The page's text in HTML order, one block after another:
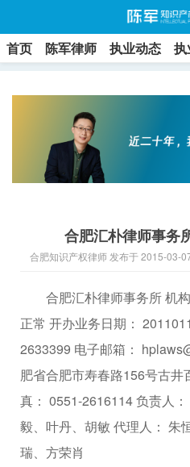
首页 陈军律师 执业动态 执
合肥汇朴律师事务
合肥知识产权律师 发布于 2015-03-
合肥汇朴律师事务所 机构
正常 开办业务日期：
2633399 电子邮箱：
肥省合肥市寿春路156号古
真： 0551-2616114 负责人
毅、叶丹、胡敏 代理人： 朱
瑞、方荣肖